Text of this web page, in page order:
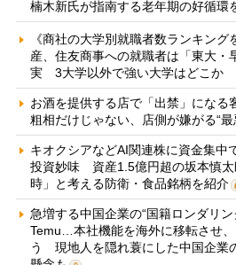
楠木新氏が指南する老年期の好循環
《商社の大学別就職者数ランキン
産、住友商事への就職者は「東大・
実 3大学以外で強い大学はどこか
お酒を提供する店で「出禁」にな
粗相だけじゃない、店側が嫌がる“最
キオクシアなどAI関連株に資金集中
投資妙味 資産1.5億円超の坂本慎太
時」と考える防衛・食品銘柄を紹介
急増する中国企業の“国籍ロンダリ
Temu…本社機能を海外に移転させ
う 現地人を隠れ蓑にした中国企業